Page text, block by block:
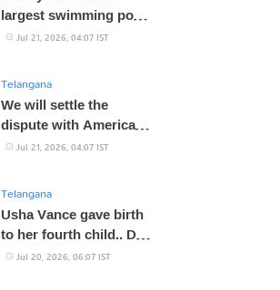
largest swimming pool
in America?
Jul 21, 2026, 04:07 IST
Telangana
We will settle the
dispute with America:
Iranian President
Jul 21, 2026, 04:07 IST
Telangana
Usha Vance gave birth
to her fourth child.. Do
you know what her
Jul 20, 2026, 06:07 IST